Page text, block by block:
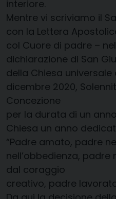
interiore.
Mentre vi scriviamo il
con la Lettera
col Cuore di padre –
dichiarazione di San
della Chiesa universale
dicembre 2020,
Concezione
per la durata di un
Chiesa un anno
“Padre amato, padre
nell’obbedienza, padre
dal coraggio
creativo, padre